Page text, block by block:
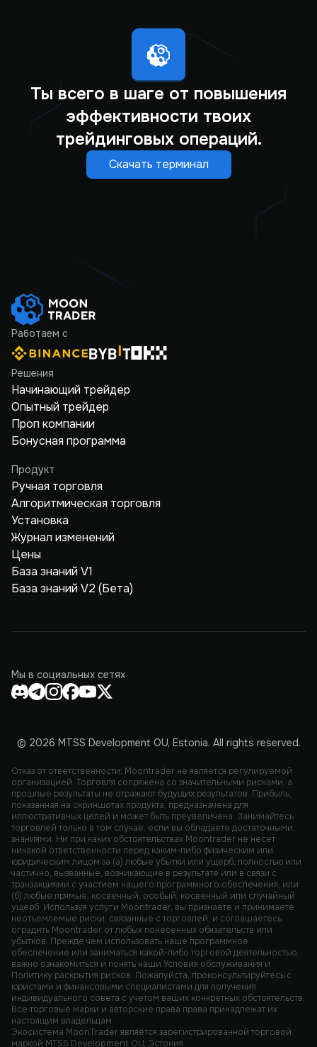
Ты всего в шаге от повышения
эффективности твоих
трейдинговых операций.
Скачать терминал
Работаем с
Решения
Начинающий трейдер
Опытный трейдер
Проп компании
Бонусная программа
Продукт
Ручная торговля
Алгоритмическая торговля
Установка
Журнал изменений
Цены
База знаний V1
База знаний V2 (Бета)
Мы в социальных сетях
© 2026 MTSS Development OU, Estonia. All rights reserved.
Отказ от ответственности: Moontrader не является регулируемой
организацией. Торговля сопряжена со значительными рисками, а
прошлые результаты не отражают будущих результатов. Прибыль,
показанная на скриншотах продукта, предназначена для
иллюстративных целей и может быть преувеличена. Занимайтесь
торговлей только в том случае, если вы обладаете достаточными
знаниями. Ни при каких обстоятельствах Moontrader не несет
никакой ответственности перед каким-либо физическим или
юридическим лицом за (а) любые убытки или ущерб, полностью или
частично, вызванные, возникающие в результате или в связи с
транзакциями с участием нашего программного обеспечения, или
(б) любые прямые, косвенный, особый, косвенный или случайный
ущерб. Используя услуги Moontrader, вы признаете и принимаете
неотъемлемые риски, связанные с торговлей, и соглашаетесь
оградить Moontrader от любых понесенных обязательств или
убытков. Прежде чем использовать наше программное
обеспечение или заниматься какой-либо торговой деятельностью,
важно ознакомиться и понять наши Условия обслуживания и
Политику раскрытия рисков. Пожалуйста, проконсультируйтесь с
юристами и финансовыми специалистами для получения
индивидуального совета с учетом ваших конкретных обстоятельств.
Все торговые марки и авторские права права принадлежат их
настоящим владельцам.
Экосистема MoonTrader является зарегистрированной торговой
маркой MTSS Development OU, Эстония.